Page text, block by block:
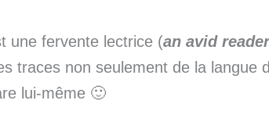
une fervente lectrice (an avid reader
traces non seulement de la langue
lui-même 🙂